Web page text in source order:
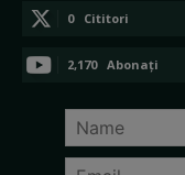
0 Cititori
2,170 Abonați